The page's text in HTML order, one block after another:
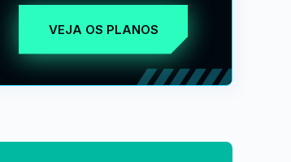
VEJA OS PLANOS